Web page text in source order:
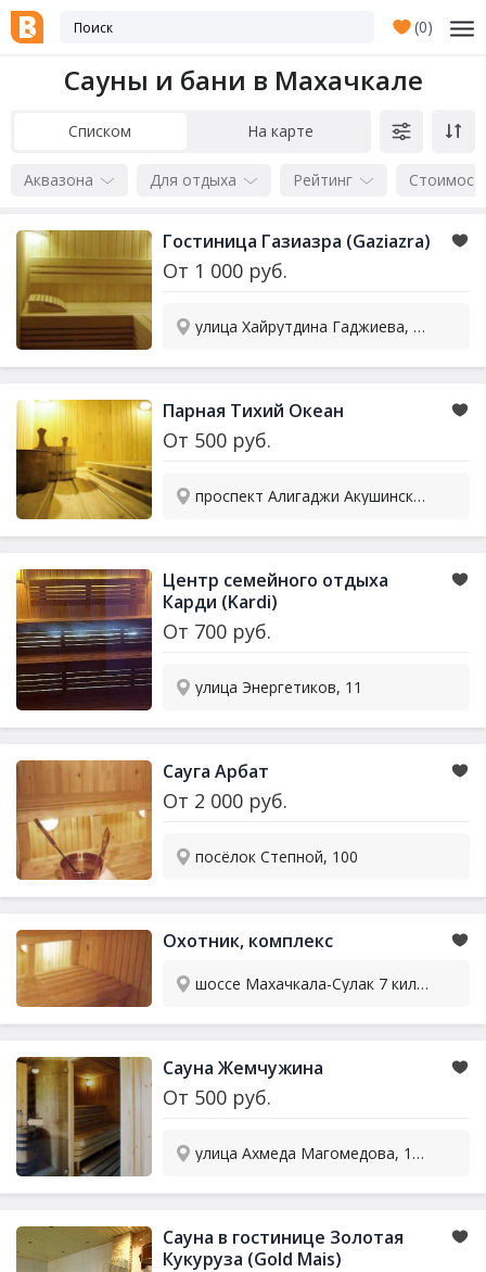
(0)
Сауны и бани в Махачкале
Списком На карте
Аквазона Для отдыха Рейтинг
Гостиница Газиазра (Gaziazra)
От 1 000 руб.
улица Хайрутдина Гаджиева, 26/1
Парная Тихий Океан
От 500 руб.
проспект Алигаджи Акушинского 13-я линия, 25
Центр семейного отдыха
Карди (Kardi)
От 700 руб.
улица Энергетиков, 11
Сауга Арбат
От 2 000 руб.
посёлок Степной, 100
Охотник, комплекс
шоссе Махачкала-Сулак 7 километр, 2/2
Сауна Жемчужина
От 500 руб.
улица Ахмеда Магомедова, 1в к1
Сауна в гостинице Золотая
Кукуруза (Gold Mais)